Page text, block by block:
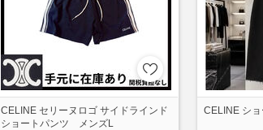
CELINE セリーヌロゴ サイドラインド
ショートパンツ メンズL
CELINE シ